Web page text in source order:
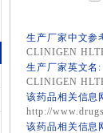
生产厂家中文参
CLINIGEN
生产厂家英文名:
CLINIGEN
该药品相关信息
http://
该药品相关信息